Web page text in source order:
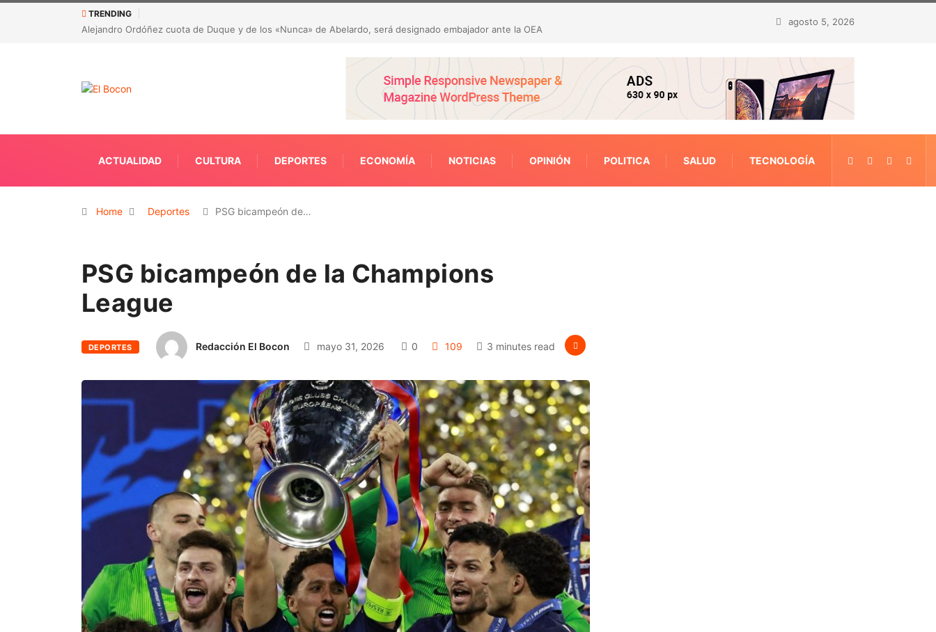
TRENDING
ante la OEACORRUPCIÓN EN LA SALUD DE ANTIOQUIA: Detectaron 23 hallazgos por presunta malversación de
agosto 5, 2026
ACTUALIDAD CULTURA DEPORTES ECONOMÍA NOTICIAS OPINIÓN POLITICA SALUD TECNOLOGÍA
Home Deportes PSG bicampeón de…
PSG bicampeón de la Champions
League
DEPORTES Redacción El Bocon mayo 31, 2026 0 109 3 minutes read